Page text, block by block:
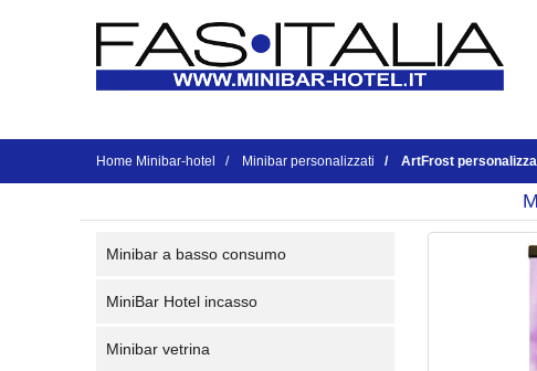
Home Minibar-hotel Minibar personalizzati ArtFrost
Minibar a basso consumo
MiniBar Hotel incasso
Minibar vetrina